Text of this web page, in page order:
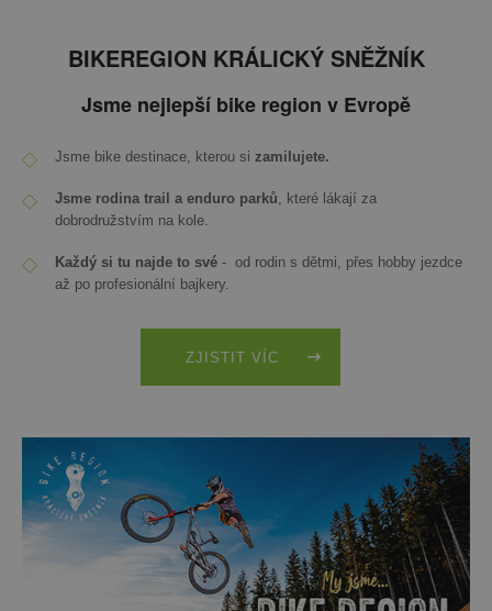
BIKEREGION KRÁLICKÝ SNĚŽNÍK
Jsme nejlepší bike region v Evropě
Jsme bike destinace, kterou si zamilujete.
Jsme rodina trail a enduro parků , které lákají za
dobrodružstvím na kole.
Každý si tu najde to své - od rodin s dětmi, přes hobby jezdce
až po profesionální bajkery.
ZJISTIT VÍC